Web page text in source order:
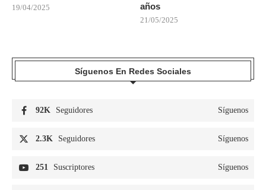
19/04/2025
años
21/05/2025
Síguenos En Redes Sociales
92K Seguidores Síguenos
2.3K Seguidores Síguenos
251 Suscriptores Síguenos